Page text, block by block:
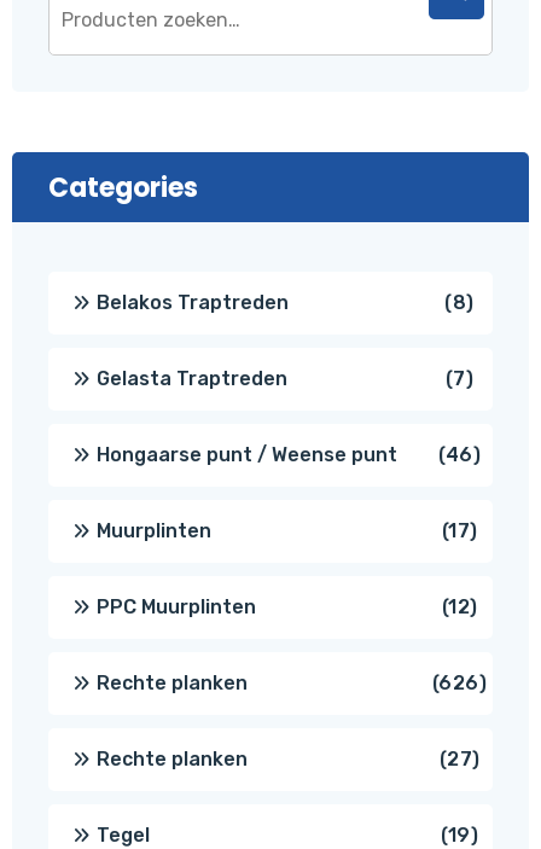
Categories
Belakos Traptreden 88
Gelasta Traptreden 77
Hongaarse punt / Weense punt 4646
Muurplinten 1717
PPC Muurplinten 1212
Rechte planken 626626
Rechte planken 2727
Tegel 1919